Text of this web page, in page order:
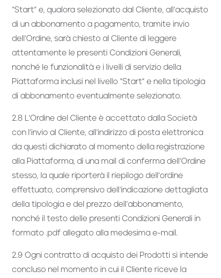
“Start” e, qualora selezionato dal Cliente, all’acquisto
di un abbonamento a pagamento, tramite invio
dell’Ordine, sarà chiesto al Cliente di leggere
attentamente le presenti Condizioni Generali,
nonché le funzionalità e i livelli di servizio della
Piattaforma inclusi nel livello “Start” e nella tipologia
di abbonamento eventualmente selezionato.
2.8 L’Ordine del Cliente è accettato dalla Società
con l’invio al Cliente, all’indirizzo di posta elettronica
da questi dichiarato al momento della registrazione
alla Piattaforma, di una mail di conferma dell’Ordine
stesso, la quale riporterà il riepilogo dell’ordine
effettuato, comprensivo dell’indicazione dettagliata
della tipologia e del prezzo dell’abbonamento,
nonché il testo delle presenti Condizioni Generali in
formato .pdf allegato alla medesima e-mail.
2.9 Ogni contratto di acquisto dei Prodotti si intende
concluso nel momento in cui il Cliente riceve la